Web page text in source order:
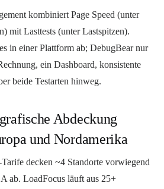
kombiniert Page Speed (unter
mit Lasttests (unter Lastspitzen).
in einer Plattform ab; DebugBear nur
ein Dashboard, konsistente
beide Testarten hinweg.
Abdeckung
und Nordamerika
decken ~4 Standorte vorwiegend
ab. LoadFocus läuft aus 25+